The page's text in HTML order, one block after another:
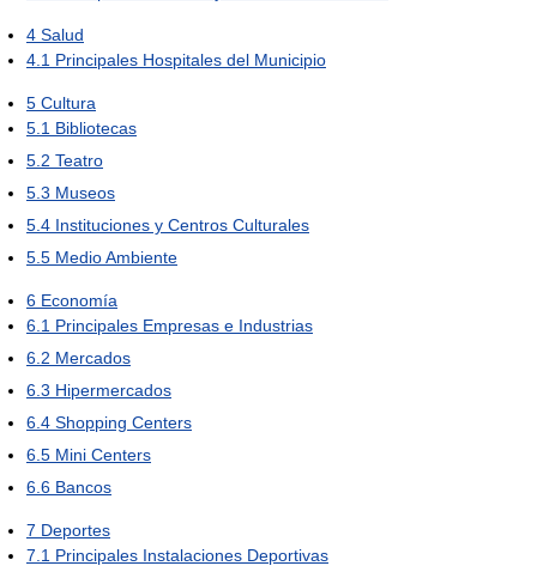
4 Salud
4.1 Principales Hospitales del Municipio
5 Cultura
5.1 Bibliotecas
5.2 Teatro
5.3 Museos
5.4 Instituciones y Centros Culturales
5.5 Medio Ambiente
6 Economía
6.1 Principales Empresas e Industrias
6.2 Mercados
6.3 Hipermercados
6.4 Shopping Centers
6.5 Mini Centers
6.6 Bancos
7 Deportes
7.1 Principales Instalaciones Deportivas